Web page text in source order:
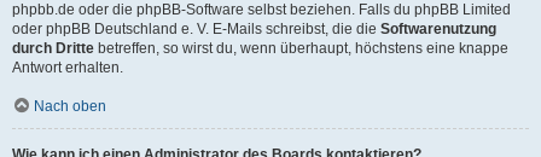
phpbb.de oder die phpBB-Software selbst beziehen. Falls du phpBB Limited
oder phpBB Deutschland e. V. E-Mails schreibst, die die Softwarenutzung
durch Dritte betreffen, so wirst du, wenn überhaupt, höchstens eine knappe
Antwort erhalten.
Nach oben